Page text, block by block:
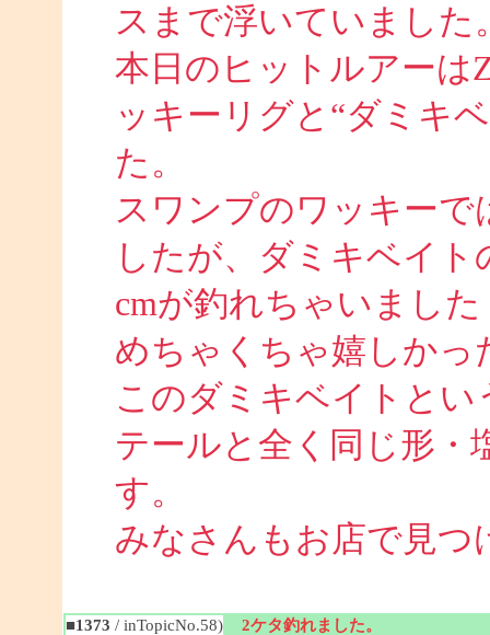
スまで浮いていました
本日のヒットルアーは
ッキーリグと“ダミキ
た。
スワンプのワッキーで
したが、ダミキベイ
cmが釣れちゃいました
めちゃくちゃ嬉しかっ
このダミキベイトと
テールと全く同じ形・
す。
みなさんもお店で見つ
■1373 / inTopicNo.58) 2ケタ釣れました。